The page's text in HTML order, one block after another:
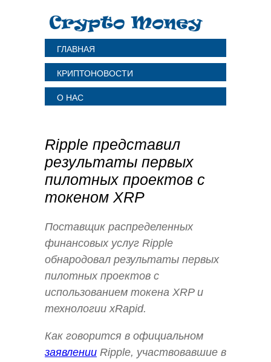
ГЛАВНАЯ
КРИПТОНОВОСТИ
О НАС
Ripple представил
результаты первых
пилотных проектов с
токеном XRP
Поставщик распределенных
финансовых услуг Ripple
обнародовал результаты первых
пилотных проектов с
использованием токена XRP и
технологии xRapid.
Как говорится в официальном
заявлении Ripple, участвовавшие в